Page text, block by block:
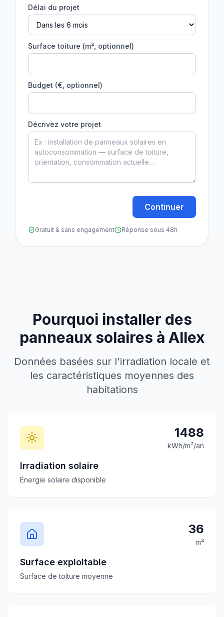
Délai du projet
Surface toiture (m², optionnel)
Budget (€, optionnel)
Décrivez votre projet
Continuer
Gratuit & sans engagement Réponse sous 48h
Pourquoi installer des
panneaux solaires à Allex
Données basées sur l'irradiation locale et
les caractéristiques moyennes des
habitations
1488
kWh/m²/an
Irradiation solaire
Énergie solaire disponible
36
m²
Surface exploitable
Surface de toiture moyenne